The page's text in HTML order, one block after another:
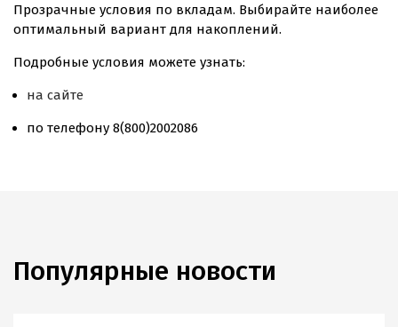
Прозрачные условия по вкладам. Выбирайте наиболее
оптимальный вариант для накоплений.
Подробные условия можете узнать:
на сайте
по телефону 8(800)2002086
Популярные новости